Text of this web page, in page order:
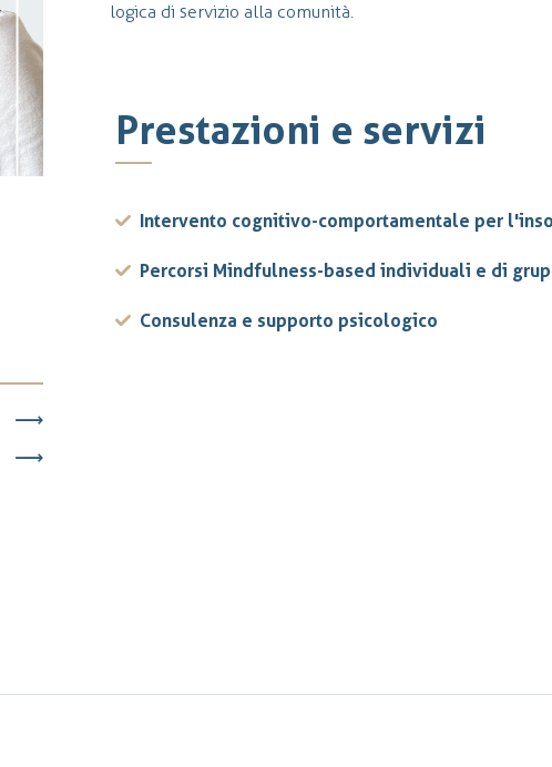
logica di servizio alla comunità.
Prestazioni e servizi
Intervento cognitivo-comportamentale per
Percorsi Mindfulness-based individuali e di
Consulenza e supporto psicologico